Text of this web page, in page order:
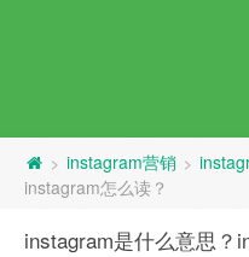
> instagram营销 >
instagram怎么读？
instagram是什么意思？